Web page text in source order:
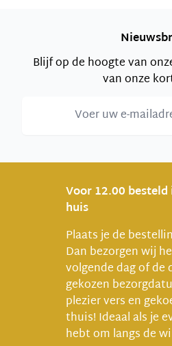
Blijf op de hoogte van
van onze
Voor 12.00
huis
Plaats je de
Dan bezorgen wij
volgende dag of de
gekozen
plezier vers en
thuis! Ideaal als je
hebt om langs de